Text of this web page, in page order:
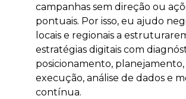
campanhas sem direção ou
pontuais. Por isso, eu ajudo
locais e regionais a
estratégias digitais com
posicionamento, planejamento,
execução, análise de dados e
contínua.